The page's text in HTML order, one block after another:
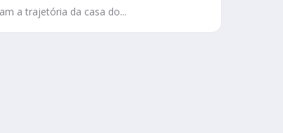
a trajetória da casa do...